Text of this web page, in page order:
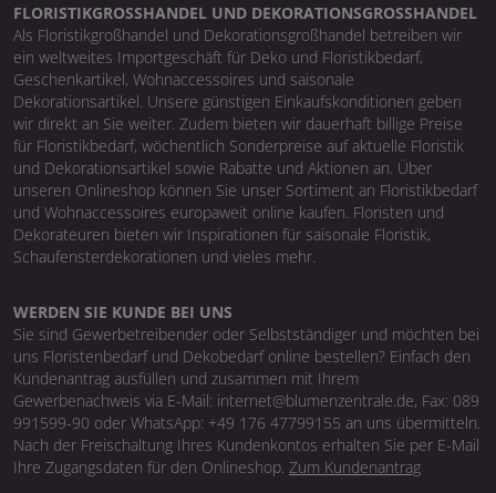
FLORISTIKGROSSHANDEL UND DEKORATIONSGROSSHANDEL
Als Floristikgroßhandel und Dekorationsgroßhandel betreiben wir
ein weltweites Importgeschäft für Deko und Floristikbedarf,
Geschenkartikel, Wohnaccessoires und saisonale
Dekorationsartikel. Unsere günstigen Einkaufskonditionen geben
wir direkt an Sie weiter. Zudem bieten wir dauerhaft billige Preise
für Floristikbedarf, wöchentlich Sonderpreise auf aktuelle Floristik
und Dekorationsartikel sowie Rabatte und Aktionen an. Über
unseren Onlineshop können Sie unser Sortiment an Floristikbedarf
und Wohnaccessoires europaweit online kaufen. Floristen und
Dekorateuren bieten wir Inspirationen für saisonale Floristik,
Schaufensterdekorationen und vieles mehr.
WERDEN SIE KUNDE BEI UNS
Sie sind Gewerbetreibender oder Selbstständiger und möchten bei
uns Floristenbedarf und Dekobedarf online bestellen? Einfach den
Kundenantrag ausfüllen und zusammen mit Ihrem
Gewerbenachweis via E-Mail: internet@blumenzentrale.de, Fax: 089
991599-90 oder WhatsApp: +49 176 47799155 an uns übermitteln.
Nach der Freischaltung Ihres Kundenkontos erhalten Sie per E-Mail
Ihre Zugangsdaten für den Onlineshop. Zum Kundenantrag